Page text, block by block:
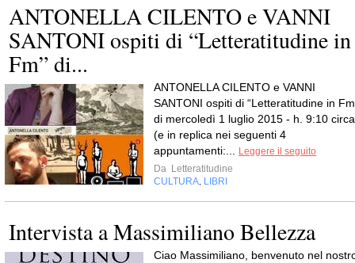
ANTONELLA CILENTO e VANNI
SANTONI ospiti di “Letteratitudine in
Fm” di...
ANTONELLA CILENTO e VANNI
SANTONI ospiti di “Letteratitudine in
di mercoledì 1 luglio 2015 - h. 9:10 circa
(e in replica nei seguenti 4
appuntamenti:...
Leggere il seguito
Da Letteratitudine
CULTURA LIBRI
Intervista a Massimiliano Bellezza
Ciao Massimiliano, benvenuto nel